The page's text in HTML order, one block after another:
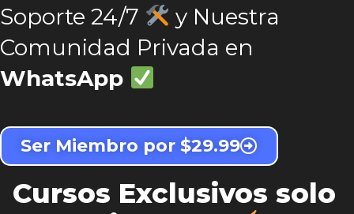
Soporte 24/7
y Nuestra
Comunidad Privada en
WhatsApp
Ser Miembro por $29.99
Cursos Exclusivos solo